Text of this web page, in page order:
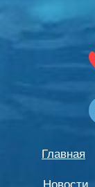
Главная